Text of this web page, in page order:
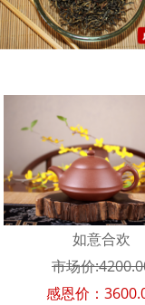
江宏
吴秋平
吕尧臣
李霓
汪寅仙
如意合欢
市场价
感恩价：